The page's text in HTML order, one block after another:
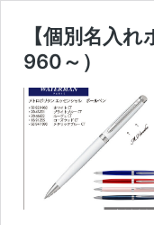
【個別名入
960～）